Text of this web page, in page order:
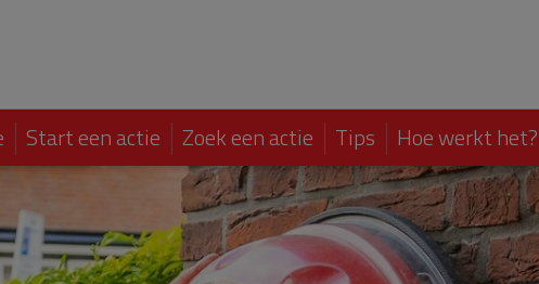
Start een actie Zoek een actie Tips Hoe werkt het?